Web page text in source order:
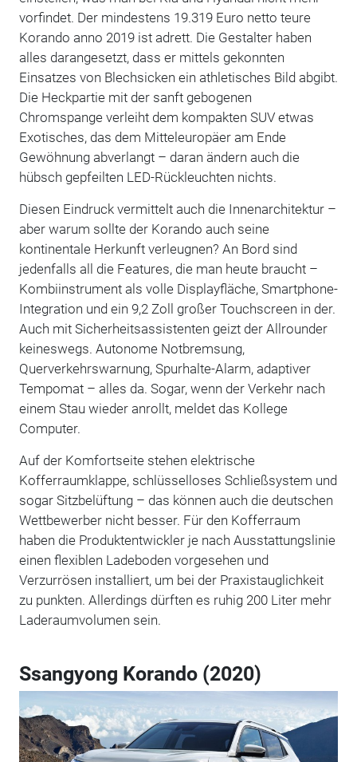
vorfindet. Der mindestens 19.319 Euro netto teure
Korando anno 2019 ist adrett. Die Gestalter haben
alles darangesetzt, dass er mittels gekonnten
Einsatzes von Blechsicken ein athletisches Bild abgibt.
Die Heckpartie mit der sanft gebogenen
Chromspange verleiht dem kompakten SUV etwas
Exotisches, das dem Mitteleuropäer am Ende
Gewöhnung abverlangt – daran ändern auch die
hübsch gepfeilten LED-Rückleuchten nichts.
Diesen Eindruck vermittelt auch die Innenarchitektur –
aber warum sollte der Korando auch seine
kontinentale Herkunft verleugnen? An Bord sind
jedenfalls all die Features, die man heute braucht –
Kombiinstrument als volle Displayfläche, Smartphone-
Integration und ein 9,2 Zoll großer Touchscreen in der.
Auch mit Sicherheitsassistenten geizt der Allrounder
keineswegs. Autonome Notbremsung,
Querverkehrswarnung, Spurhalte-Alarm, adaptiver
Tempomat – alles da. Sogar, wenn der Verkehr nach
einem Stau wieder anrollt, meldet das Kollege
Computer.
Auf der Komfortseite stehen elektrische
Kofferraumklappe, schlüsselloses Schließsystem und
sogar Sitzbelüftung – das können auch die deutschen
Wettbewerber nicht besser. Für den Kofferraum
haben die Produktentwickler je nach Ausstattungslinie
einen flexiblen Ladeboden vorgesehen und
Verzurrösen installiert, um bei der Praxistauglichkeit
zu punkten. Allerdings dürften es ruhig 200 Liter mehr
Laderaumvolumen sein.
Ssangyong Korando (2020)